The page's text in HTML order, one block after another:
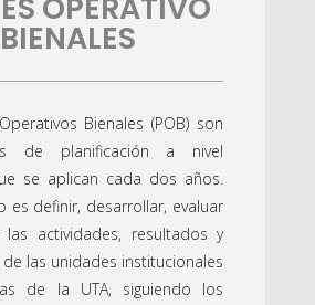
OPERATIVO
BIENALES
Bienales (POB) son
de planificación a nivel
se aplican cada dos años.
es definir, desarrollar, evaluar
actividades, resultados y
las unidades institucionales
de la UTA, siguiendo los